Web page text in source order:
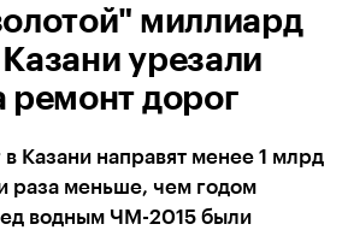
миллиард
урезали
ремонт дорог
Казани направят менее 1 млрд
раза меньше, чем годом
водным ЧМ-2015 были